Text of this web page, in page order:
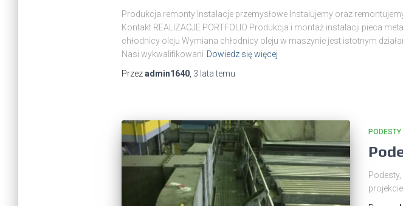
Produkcja remonty Instalacje przemysłowe Instalujemy oraz
Kontakt REALIZACJE PORTFOLIO Produkcja i montaż instalacji pieca
chłodnicy oleju Wymiana chłodnicy oleju w maszynie jest istotnym
Nasi wykwalifikowani Dowiedz się więcej
Przezadmin1640, 3 latatemu
PODESTY